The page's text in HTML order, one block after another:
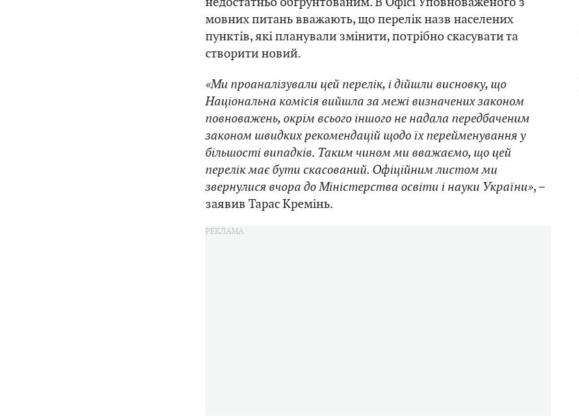
мовних питань вважають, що перелік назв населених
пунктів, які планували змінити, потрібно скасувати та
створити новий.
«Ми проаналізували цей перелік, і дійшли висновку, що
Національна комісія вийшла за межі визначених законом
повноважень, окрім всього іншого не надала передбаченим
законом швидких рекомендацій щодо їх перейменування у
більшості випадків. Таким чином ми вважаємо, що цей
перелік має бути скасований. Офіційним листом ми
звернулися вчора до Міністерства освіти і науки України», –
заявив Тарас Кремінь.